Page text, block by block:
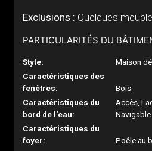
Exclusions : Quelques
PARTICULARITÉS DU
Style:
Maison
Caractéristiques des
fenêtres:
Bois
Caractéristiques du
bord de l'eau:
Accès,
Navigable
Caractéristiques du
foyer:
Poêle au